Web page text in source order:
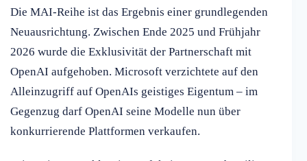
Die MAI-Reihe ist das Ergebnis einer grundlegenden
Neuausrichtung. Zwischen Ende 2025 und Frühjahr
2026 wurde die Exklusivität der Partnerschaft mit
OpenAI aufgehoben. Microsoft verzichtete auf den
Alleinzugriff auf OpenAIs geistiges Eigentum – im
Gegenzug darf OpenAI seine Modelle nun über
konkurrierende Plattformen verkaufen.